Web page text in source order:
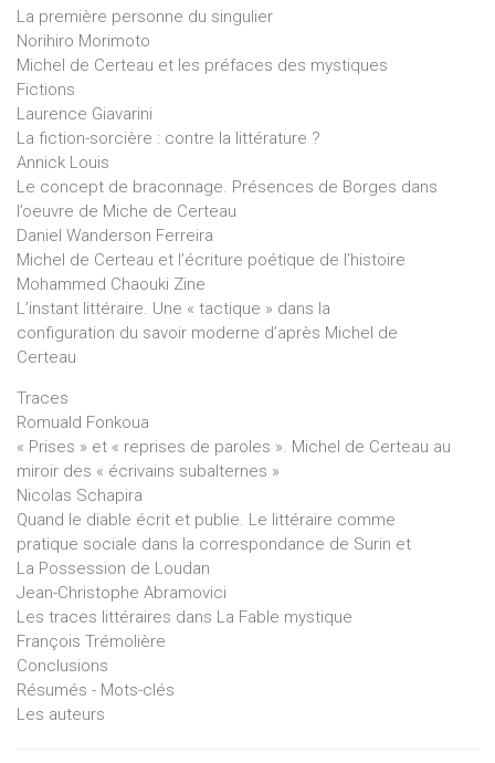
La première personne du singulier
Norihiro Morimoto
Michel de Certeau et les préfaces des mystiques
Fictions
Laurence Giavarini
La fiction-sorcière : contre la littérature ?
Annick Louis
Le concept de braconnage. Présences de Borges dans
l’oeuvre de Miche de Certeau
Daniel Wanderson Ferreira
Michel de Certeau et l’écriture poétique de l’histoire
Mohammed Chaouki Zine
L’instant littéraire. Une « tactique » dans la
configuration du savoir moderne d’après Michel de
Certeau
Traces
Romuald Fonkoua
« Prises » et « reprises de paroles ». Michel de Certeau au
miroir des « écrivains subalternes »
Nicolas Schapira
Quand le diable écrit et publie. Le littéraire comme
pratique sociale dans la correspondance de Surin et
La Possession de Loudan
Jean-Christophe Abramovici
Les traces littéraires dans La Fable mystique
François Trémolière
Conclusions
Résumés - Mots-clés
Les auteurs